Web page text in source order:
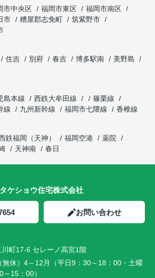
市中央区 福岡市東区
福岡市南区
市 糟屋郡志免町
筑紫野市
住吉 別府 春吉 博多駅南
美野島
島本線 西鉄大牟田線
篠栗線
線 九州新幹線 福岡市七隈線
香椎線
鉄福岡（天神） 福岡空港
薬院
天神南 春日
タケショウ住宅株式会社
お問い合わせ
町17-6 セレーノ高宮1階
無休）4～12月（平日9：30～18：00・土曜
～15：00）